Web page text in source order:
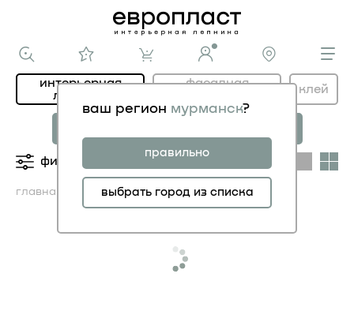
ваш регион мурманск?
правильно
выбрать город из списка
главная каталог ИНТЕРЬЕР молдинги
интерьерная
лепнина
фасадная
клей
МОДЕРНИСТИК
НОВОЕ АР-ДЕКО
фильтры категории